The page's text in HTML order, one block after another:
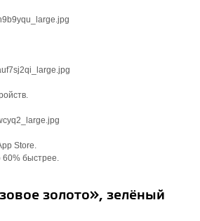
Store.
60% быстрее.
золото», зелёный